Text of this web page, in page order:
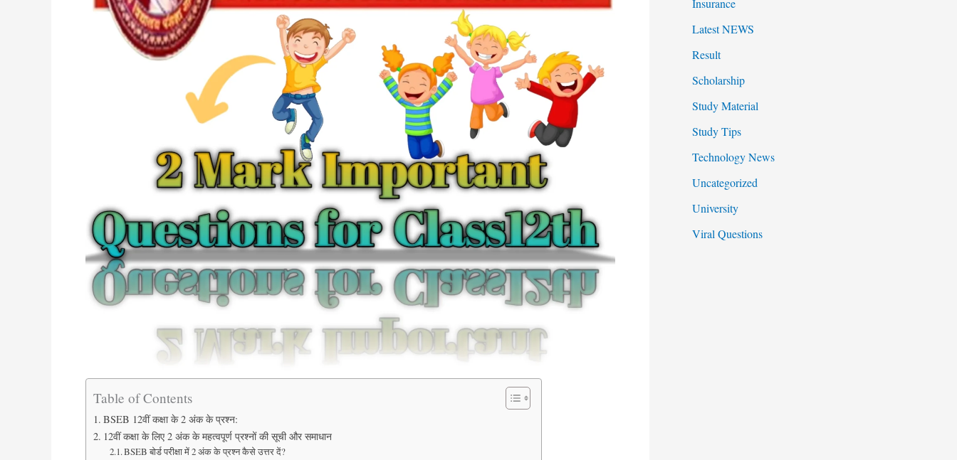
Table of Contents
BSEB 12वीं कक्षा के 2 अंक के प्रश्न:
12वीं कक्षा के लिए 2 अंक के महत्वपूर्ण प्रश्नों की सूची और समाधान
BSEB बोर्ड परीक्षा में 2 अंक के प्रश्न कैसे उत्तर दें?
Insurance
Latest NEWS
Result
Scholarship
Study Material
Study Tips
Technology News
Uncategorized
University
Viral Questions